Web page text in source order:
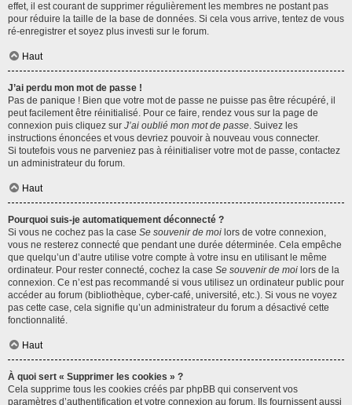
effet, il est courant de supprimer régulièrement les membres ne postant pas
pour réduire la taille de la base de données. Si cela vous arrive, tentez de vous
ré-enregistrer et soyez plus investi sur le forum.
Haut
J’ai perdu mon mot de passe !
Pas de panique ! Bien que votre mot de passe ne puisse pas être récupéré, il
peut facilement être réinitialisé. Pour ce faire, rendez vous sur la page de
connexion puis cliquez sur J’ai oublié mon mot de passe. Suivez les
instructions énoncées et vous devriez pouvoir à nouveau vous connecter.
Si toutefois vous ne parveniez pas à réinitialiser votre mot de passe, contactez
un administrateur du forum.
Haut
Pourquoi suis-je automatiquement déconnecté ?
Si vous ne cochez pas la case Se souvenir de moi lors de votre connexion,
vous ne resterez connecté que pendant une durée déterminée. Cela empêche
que quelqu’un d’autre utilise votre compte à votre insu en utilisant le même
ordinateur. Pour rester connecté, cochez la case Se souvenir de moi lors de la
connexion. Ce n’est pas recommandé si vous utilisez un ordinateur public pour
accéder au forum (bibliothèque, cyber-café, université, etc.). Si vous ne voyez
pas cette case, cela signifie qu’un administrateur du forum a désactivé cette
fonctionnalité.
Haut
À quoi sert « Supprimer les cookies » ?
Cela supprime tous les cookies créés par phpBB qui conservent vos
paramètres d’authentification et votre connexion au forum. Ils fournissent aussi